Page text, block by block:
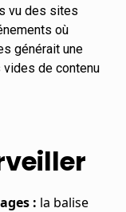
vu des sites
où
générait une
de contenu
: la balise